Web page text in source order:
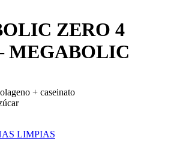
ZERO 4
MEGABOLIC
+ caseinato
LIMPIAS